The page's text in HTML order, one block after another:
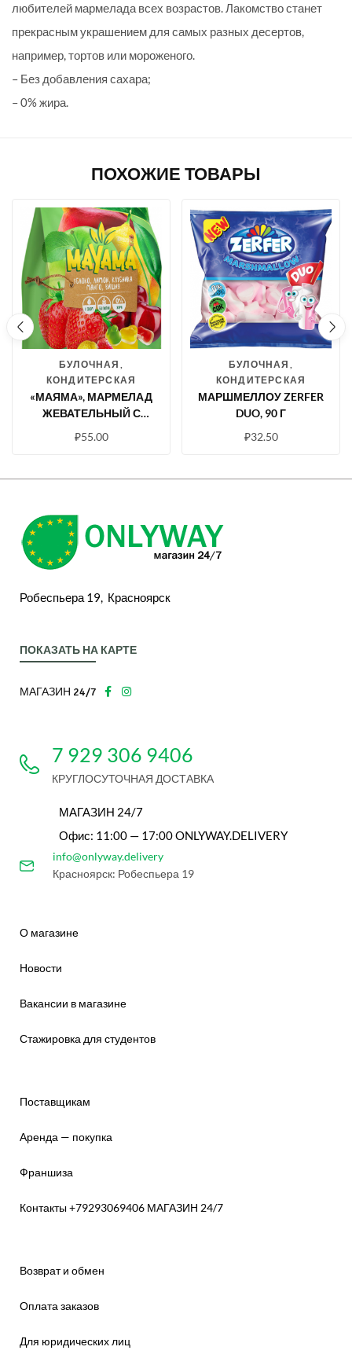
любителей мармелада всех возрастов. Лакомство станет
прекрасным украшением для самых разных десертов,
например, тортов или мороженого.
– Без добавления сахара;
– 0% жира.
ПОХОЖИЕ ТОВАРЫ
БУЛОЧНАЯ,
КОНДИТЕРСКАЯ
«МАЯМА», МАРМЕЛАД
ЖЕВАТЕЛЬНЫЙ С
₽55.00
БУЛОЧНАЯ,
КОНДИТЕРСКАЯ
МАРШМЕЛЛОУ ZERFER
DUO, 90 Г
₽32.50
Робеспьера 19, Красноярск
ПОКАЗАТЬ НА КАРТЕ
МАГАЗИН 24/7
7 929 306 9406
КРУГЛОСУТОЧНАЯ ДОСТАВКА
МАГАЗИН 24/7
Офис: 11:00 — 17:00 ONLYWAY.DELIVERY
info@onlyway.delivery
Красноярск: Робеспьера 19
О магазине
Новости
Вакансии в магазине
Стажировка для студентов
Поставщикам
Аренда — покупка
Франшиза
Контакты +79293069406 МАГАЗИН 24/7
Возврат и обмен
Оплата заказов
Для юридических лиц